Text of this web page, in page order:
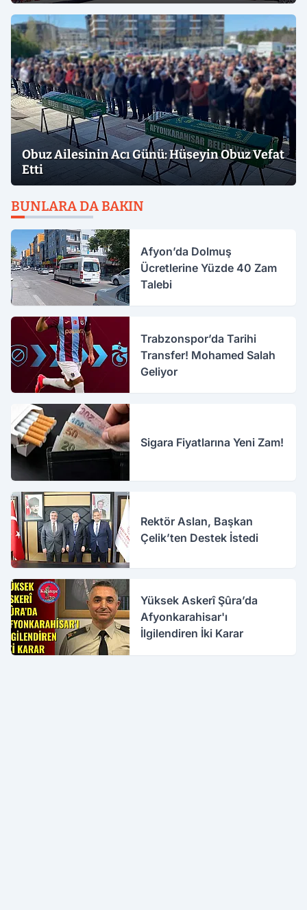
Obuz Ailesinin Acı Günü: Hüseyin Obuz Vefat
Etti
BUNLARA DA BAKIN
Afyon’da Dolmuş
Ücretlerine Yüzde 40 Zam
Talebi
Trabzonspor’da Tarihi
Transfer! Mohamed Salah
Geliyor
Sigara Fiyatlarına Yeni Zam!
Rektör Aslan, Başkan
Çelik’ten Destek İstedi
Yüksek Askerî Şûra’da
Afyonkarahisar'ı
İlgilendiren İki Karar